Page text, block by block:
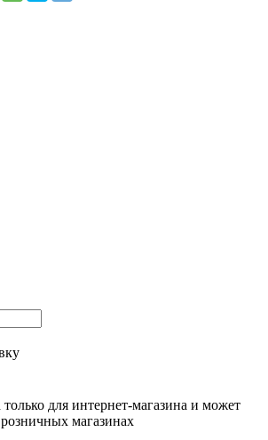
для интернет-магазина и может
магазинах